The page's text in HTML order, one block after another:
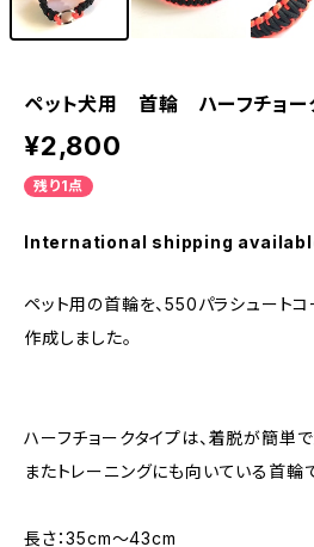
ペット犬用 首輪 ハーフチョ
¥2,800
残り1点
International shipping
ペット用の首輪を、550パラシュート
作成しました。
ハーフチョークタイプは、着脱が簡単
またトレーニングにも向いている首輪で
長さ：35cm〜43cm